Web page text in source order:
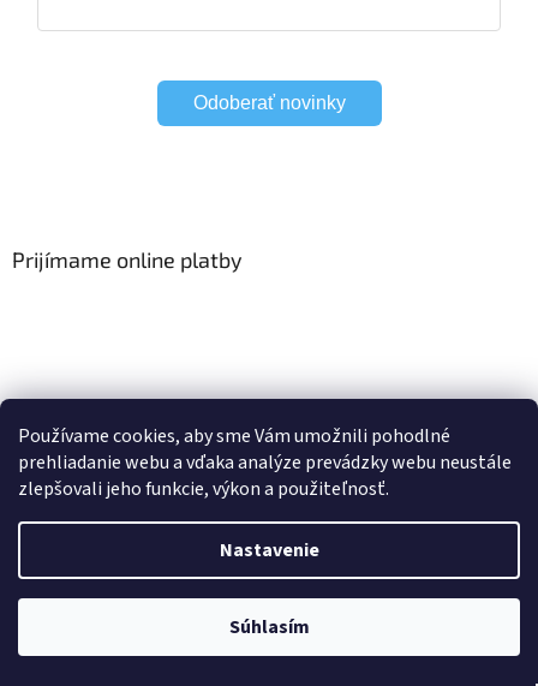
Používame cookies, aby sme Vám umožnili pohodlné
prehliadanie webu a vďaka analýze prevádzky webu neustále
zlepšovali jeho funkcie, výkon a použiteľnosť.
Nastavenie
Súhlasím
Odoberať novinky
Prijímame online platby
Copyright 2026HomeSystem.sk. Všetky práva vyhradené.Upraviť
nastavenie cookies